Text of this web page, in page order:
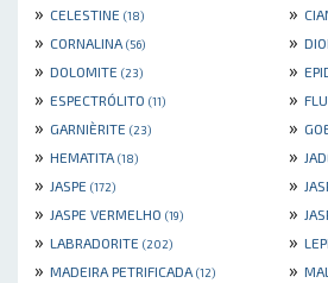
» CELESTINE (18) »
» CORNALINA (56) »
» DOLOMITE (23) »
» ESPECTRÓLITO (11) »
» GARNIÈRITE (23) »
» HEMATITA (18) »
» JASPE (172) »
» JASPE VERMELHO (19) »
» LABRADORITE (202) »
» MADEIRA PETRIFICADA (12) »